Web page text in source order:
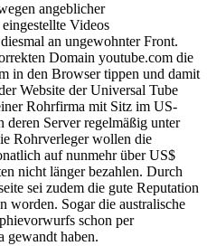
angeblicher
Videos
an ungewohnter Front.
Domain youtube.com die
in den Browser tippen und damit
Website der Universal Tube
Rohrfirma mit Sitz im US-
deren Server regelmäßig unter
Rohrverleger wollen die
auf nunmehr über US$
nicht länger bezahlen. Durch
sei zudem die gute Reputation
worden. Sogar die australische
schon per
gewandt haben.